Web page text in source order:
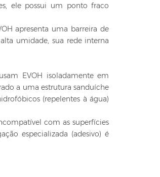
ele possui um ponto fraco
apresenta uma barreira de
umidade, sua rede interna
EVOH isoladamente em
a uma estrutura sanduíche
(repelentes à água)
com as superfícies
especializada (adesivo) é